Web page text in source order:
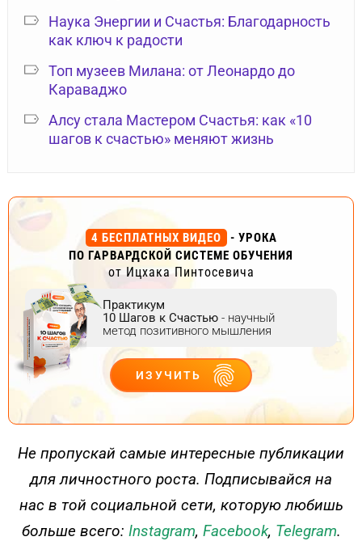
Наука Энергии и Счастья: Благодарность
как ключ к радости
Топ музеев Милана: от Леонардо до
Караваджо
Алсу стала Мастером Счастья: как «10
шагов к счастью» меняют жизнь
4 БЕСПЛАТНЫХ ВИДЕО
- УРОКА
ПО ГАРВАРДСКОЙ СИСТЕМЕ ОБУЧЕНИЯ
от Ицхака Пинтосевича
Практикум
10 Шагов к Счастью - научный
метод позитивного мышления
ИЗУЧИТЬ
ДЕЙСТВУЙ
Не пропускай самые интересные публикации
для личностного роста. Подписывайся на
нас в той социальной сети, которую любишь
больше всего: Instagram, Facebook, Telegram.